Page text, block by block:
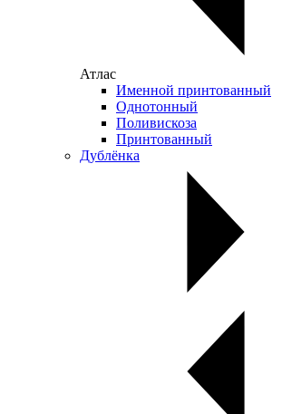
Атлас
Именной принтованный
Однотонный
Поливискоза
Принтованный
Дублёнка